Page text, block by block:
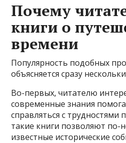
Почему
книги о
времени
Популярность подобных
объясняется сразу
Во-первых, читателю
современные знания
справляться с
такие книги позволяют по-
известные исторические